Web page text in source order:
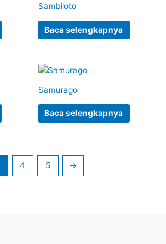
Sambiloto
Baca selengkapnya
Samurago
Baca selengkapnya
4 5 →